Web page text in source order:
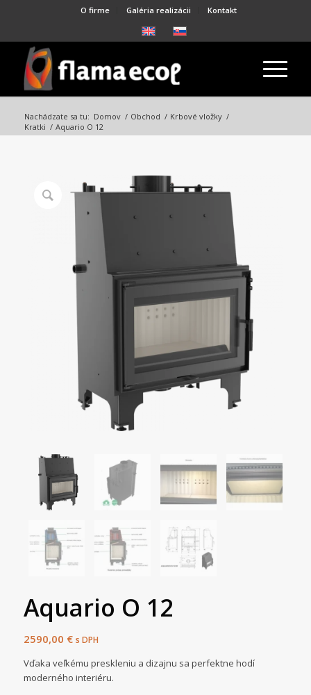
O firme Galéria realizácii Kontakt
Nachádzate sa tu: Domov / Obchod / Krbové vložky /
Kratki / Aquario O 12
Aquario O 12
2590,00 € s DPH
Vďaka veľkému preskleniu a dizajnu sa perfektne hodí
moderného interiéru.